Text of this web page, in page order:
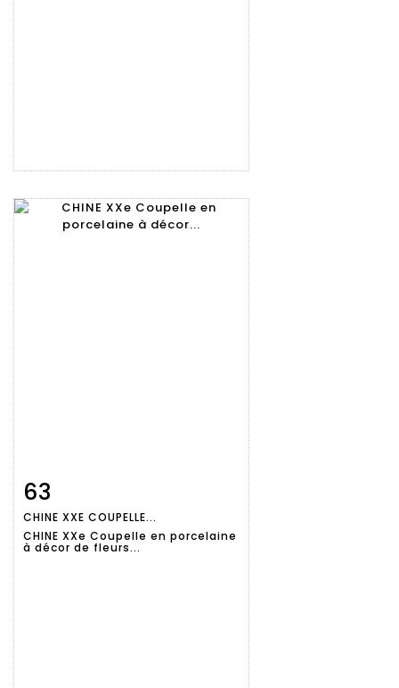
détaillée
63
CHINE XXE COUPELLE...
CHINE XXe Coupelle en porcelaine
à décor de fleurs...